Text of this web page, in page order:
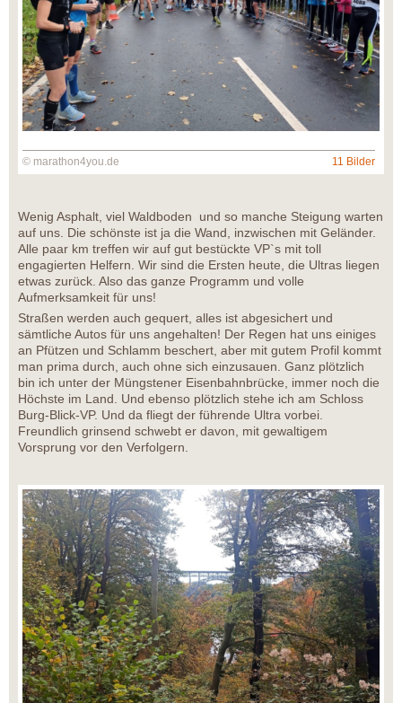
© marathon4you.de 11 Bilder
Wenig Asphalt, viel Waldboden und so manche Steigung warten
auf uns. Die schönste ist ja die Wand, inzwischen mit Geländer.
Alle paar km treffen wir auf gut bestückte VP`s mit toll
engagierten Helfern. Wir sind die Ersten heute, die Ultras liegen
etwas zurück. Also das ganze Programm und volle
Aufmerksamkeit für uns!
Straßen werden auch gequert, alles ist abgesichert und
sämtliche Autos für uns angehalten! Der Regen hat uns einiges
an Pfützen und Schlamm beschert, aber mit gutem Profil kommt
man prima durch, auch ohne sich einzusauen. Ganz plötzlich
bin ich unter der Müngstener Eisenbahnbrücke, immer noch die
Höchste im Land. Und ebenso plötzlich stehe ich am Schloss
Burg-Blick-VP. Und da fliegt der führende Ultra vorbei.
Freundlich grinsend schwebt er davon, mit gewaltigem
Vorsprung vor den Verfolgern.